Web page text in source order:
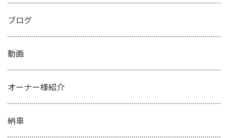
ブログ
動画
オーナー様紹介
納車